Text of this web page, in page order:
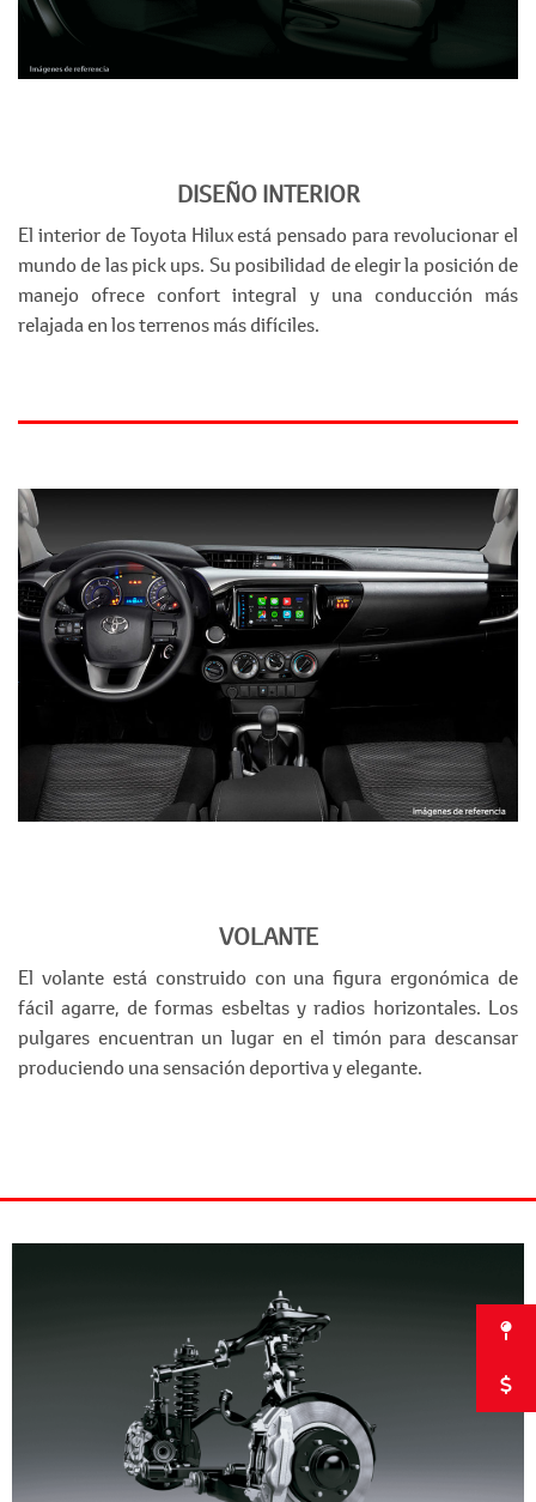
DISEÑO INTERIOR
El interior de Toyota Hilux está pensado para revolucionar el
mundo de las pick ups. Su posibilidad de elegir la posición de
manejo ofrece confort integral y una conducción más
relajada en los terrenos más difíciles.
VOLANTE
El volante está construido con una figura ergonómica de
fácil agarre, de formas esbeltas y radios horizontales. Los
pulgares encuentran un lugar en el timón para descansar
produciendo una sensación deportiva y elegante.